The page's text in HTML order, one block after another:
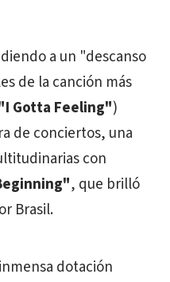
a un "descanso
de la canción más
Gotta Feeling")
de conciertos, una
con
, que brilló
Brasil.
dotación